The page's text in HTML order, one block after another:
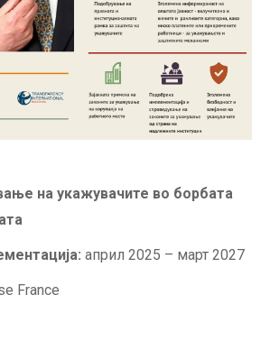
на укажувачите во борбата
април 2025 – март 2027
France